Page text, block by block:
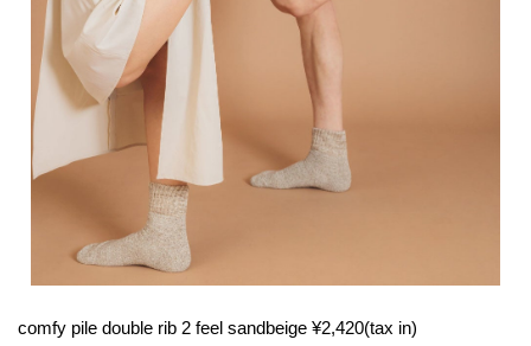
comfy pile double rib 2 feel sandbeige ¥2,420(tax in)